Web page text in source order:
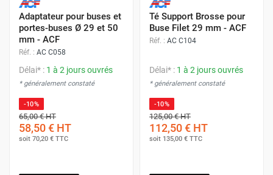
Adaptateur pour buses et
portes-buses Ø 29 et 50
mm - ACF
Réf. : AC C058
Délai* : 1 à 2 jours ouvrés
* généralement constaté
-10%
65,00 €HT
58,50 € HT
soit 70,20 € TTC
Té Support Brosse pour
Buse Filet 29 mm - ACF
Réf. : AC C104
Délai* : 1 à 2 jours ouvrés
* généralement constaté
-10%
125,00 €HT
112,50 € HT
soit 135,00 € TTC